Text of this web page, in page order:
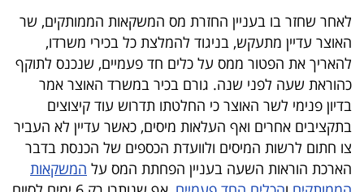
לאחר שחזר בו בעניין החזרת מס המשקאות הממותקים, שר
האוצר עדיין מתעקש, בניגוד להמלצת כל בכירי משרדו,
להאריך את הפטור ממס על כלים חד פעמיים, שנכנס לתוקף
כהוראת שעה לפני שנה. גורם בכיר במשרד האוצר אמר
בדיון פנימי לשר האוצר כי החלטתו תדרוש עוד קיצוצים
בתקציבים אחרים ואף העלאות מיסים, כאשר עדיין לא העביר
צו חתום לרשות המיסים ולוועדת הכספים של הכנסת בדבר
הארכת הוראות השעה בעניין הפחתת המס על המשקאות